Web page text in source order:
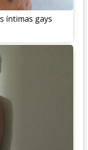
íntimas gays